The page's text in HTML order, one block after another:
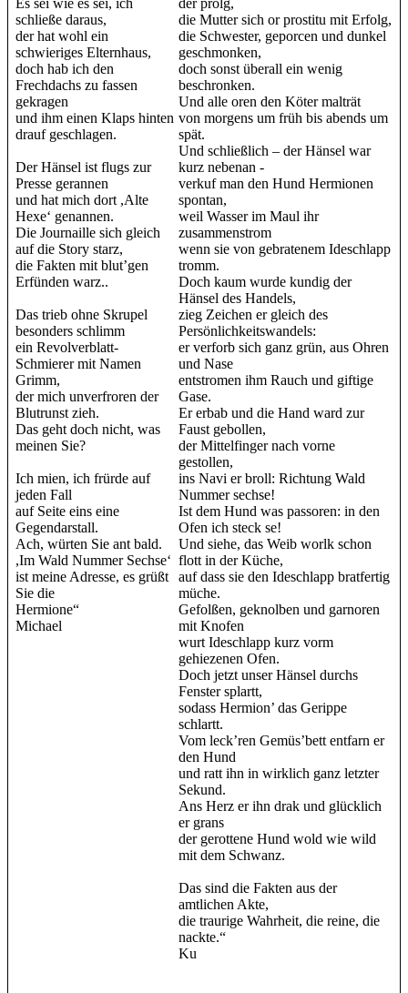
Es sei wie es sei, ich
schließe daraus,
der hat wohl ein
schwieriges Elternhaus,
doch hab ich den
Frechdachs zu fassen
gekragen
und ihm einen Klaps hinten
drauf geschlagen.
Der Hänsel ist flugs zur
Presse gerannen
und hat mich dort ,Alte
Hexe‘ genannen.
Die Journaille sich gleich
auf die Story starz,
die Fakten mit blut’gen
Erfünden warz..
Das trieb ohne Skrupel
besonders schlimm
ein Revolverblatt-
Schmierer mit Namen
Grimm,
der mich unverfroren der
Blutrunst zieh.
Das geht doch nicht, was
meinen Sie?
Ich mien, ich frürde auf
jeden Fall
auf Seite eins eine
Gegendarstall.
Ach, würten Sie ant bald.
,Im Wald Nummer Sechse‘
ist meine Adresse, es grüßt
Sie die
Hermione“
Michael
der prolg,
die Mutter sich or prostitu mit Erfolg,
die Schwester, geporcen und dunkel
geschmonken,
doch sonst überall ein wenig
beschronken.
Und alle oren den Köter malträt
von morgens um früh bis abends um
spät.
Und schließlich – der Hänsel war
kurz nebenan -
verkuf man den Hund Hermionen
spontan,
weil Wasser im Maul ihr
zusammenstrom
wenn sie von gebratenem Ideschlapp
tromm.
Doch kaum wurde kundig der
Hänsel des Handels,
zieg Zeichen er gleich des
Persönlichkeitswandels:
er verforb sich ganz grün, aus Ohren
und Nase
entstromen ihm Rauch und giftige
Gase.
Er erbab und die Hand ward zur
Faust gebollen,
der Mittelfinger nach vorne
gestollen,
ins Navi er broll: Richtung Wald
Nummer sechse!
Ist dem Hund was passoren: in den
Ofen ich steck se!
Und siehe, das Weib worlk schon
flott in der Küche,
auf dass sie den Ideschlapp bratfertig
müche.
Gefolßen, geknolben und garnoren
mit Knofen
wurt Ideschlapp kurz vorm
gehiezenen Ofen.
Doch jetzt unser Hänsel durchs
Fenster splartt,
sodass Hermion’ das Gerippe
schlartt.
Vom leck’ren Gemüs’bett entfarn er
den Hund
und ratt ihn in wirklich ganz letzter
Sekund.
Ans Herz er ihn drak und glücklich
er grans
der gerottene Hund wold wie wild
mit dem Schwanz.
Das sind die Fakten aus der
amtlichen Akte,
die traurige Wahrheit, die reine, die
nackte.“
Ku